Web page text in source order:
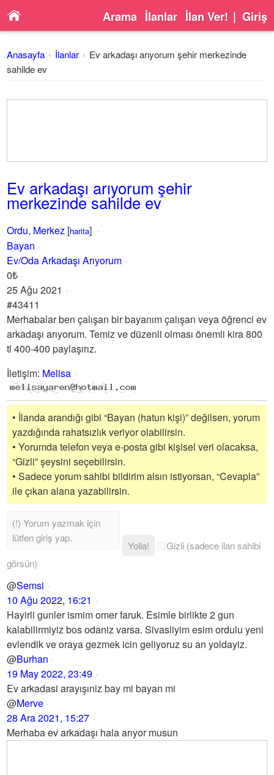
Arama İlanlar İlan Ver! | Giriş
Anasayfa İlanlar
Ev arkadaşı arıyorum şehir merkezinde
sahilde ev
Ev arkadaşı arıyorum şehir
merkezinde sahilde ev
Ordu, Merkez [harita]
Bayan
Ev/Oda Arkadaşı Arıyorum
0₺
25 Ağu 2021
#43411
Merhabalar ben çalışan bir bayanım çalışan veya öğrenci ev
arkadaşı arıyorum. Temiz ve düzenli olması önemli kira 800
tl 400-400 paylaşırız.
İletişim: Melisa
• İlanda arandığı gibi “Bayan (hatun kişi)” değilsen, yorum
yazdığında rahatsızlık veriyor olabilirsin.
• Yorumda telefon veya e-posta gibi kişisel veri olacaksa,
“Gizli” şeysini seçebilirsin.
• Sadece yorum sahibi bildirim alsın istiyorsan, “Cevapla”
ile çıkan alana yazabilirsin.
Yolla!
Gizli (sadece ilan sahibi
görsün)
@Semsi
10 Ağu 2022, 16:21
Hayirli gunler ismim omer faruk. Esimle birlikte 2 gun
kalabilirmiyiz bos odaniz varsa. Sivasliyim esim ordulu yeni
evlendik ve oraya gezmek icin geliyoruz su an yoldayiz.
@Burhan
19 May 2022, 23:49
Ev arkadasi arayışıniz bay mi bayan mi
@Merve
28 Ara 2021, 15:27
Merhaba ev arkadaşı hala arıyor musun